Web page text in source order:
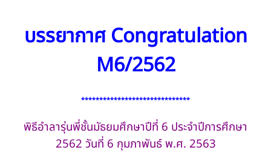
บรรยากาศ Congratulation
M6/2562
******************************
พิธีอำลารุ่นพี่ชั้นมัธยมศึกษาปีที่ 6 ประจำปีการศึกษา
2562 วันที่ 6 กุมภาพันธ์ พ.ศ. 2563